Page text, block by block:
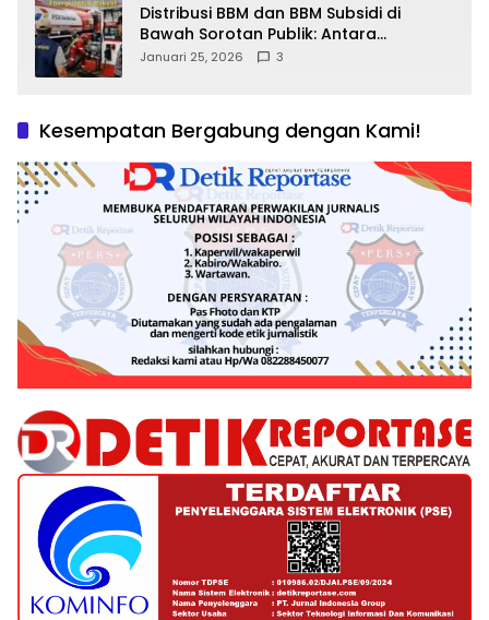
Distribusi BBM dan BBM Subsidi di
Bawah Sorotan Publik: Antara
Kepentingan Negara, Hak Konsumen,
Januari 25, 2026 3
Kesempatan Bergabung dengan Kami!